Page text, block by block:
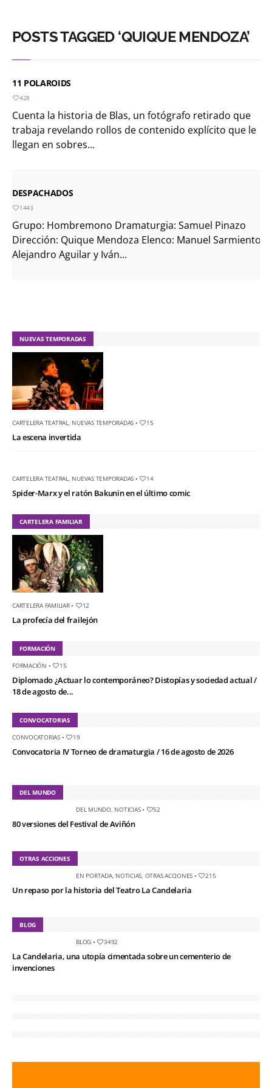
POSTS TAGGED ‘QUIQUE MENDOZA’
11 POLAROIDS
428
Cuenta la historia de Blas, un fotógrafo retirado que
trabaja revelando rollos de contenido explícito que le
llegan en sobres...
DESPACHADOS
1443
Grupo: Hombremono Dramaturgia: Samuel Pinazo
Dirección: Quique Mendoza Elenco: Manuel Sarmiento,
Alejandro Aguilar y Iván...
NUEVAS TEMPORADAS
CARTELERA TEATRAL NUEVAS TEMPORADAS • 15
La escena invertida
CARTELERA TEATRAL NUEVAS TEMPORADAS • 14
Spider-Marx y el ratón Bakunin en el último comic
CARTELERA FAMILIAR
CARTELERA FAMILIAR• 12
La profecía del frailejón
FORMACIÓN
FORMACIÓN • 15
Diplomado ¿Actuar lo contemporáneo? Distopías y sociedad actual /
18 de agosto de...
CONVOCATORIAS
CONVOCATORIAS• 19
Convocatoria IV Torneo de dramaturgia / 16 de agosto de 2026
DEL MUNDO
DEL MUNDO, NOTICIAS• 52
80 versiones del Festival de Aviñón
OTRAS ACCIONES
EN PORTADA, NOTICIAS OTRAS ACCIONES • 215
Un repaso por la historia del Teatro La Candelaria
BLOG
BLOG • 3492
La Candelaria, una utopía cimentada sobre un cementerio de
invenciones